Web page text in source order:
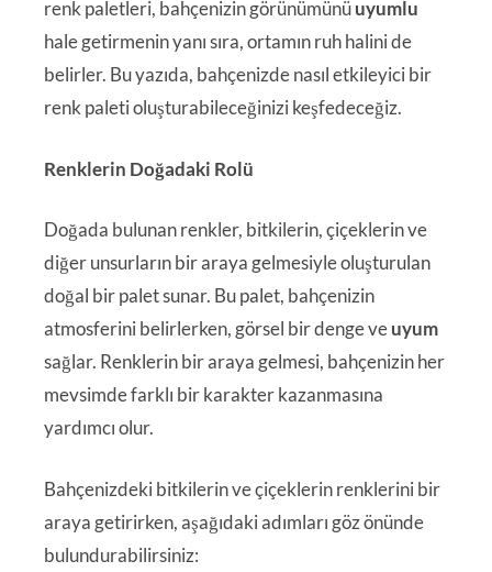
renk paletleri, bahçenizin görünümünüuyumlu
hale getirmenin yanı sıra, ortamın ruh halini de
belirler. Bu yazıda, bahçenizde nasıl etkileyici bir
renk paleti oluşturabileceğinizi keşfedeceğiz.
Renklerin Doğadaki Rolü
Doğada bulunan renkler, bitkilerin, çiçeklerin ve
diğer unsurların bir araya gelmesiyle oluşturulan
doğal bir palet sunar. Bu palet, bahçenizin
atmosferini belirlerken, görsel bir denge veuyum
sağlar. Renklerin bir araya gelmesi, bahçenizin her
mevsimde farklı bir karakter kazanmasına
yardımcı olur.
Bahçenizdeki bitkilerin ve çiçeklerin renklerini bir
araya getirirken, aşağıdaki adımları göz önünde
bulundurabilirsiniz: